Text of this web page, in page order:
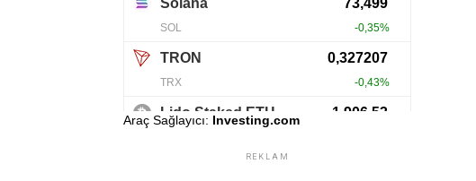
Araç Sağlayıcı: Investing.com
REKLAM